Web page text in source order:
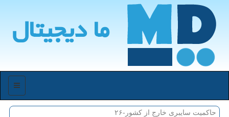
ما دیجیتال
منو
حاكمیت سایبری خارج از كشور-۲۶